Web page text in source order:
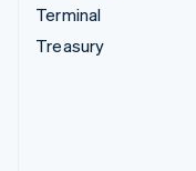
Terminal
Treasury